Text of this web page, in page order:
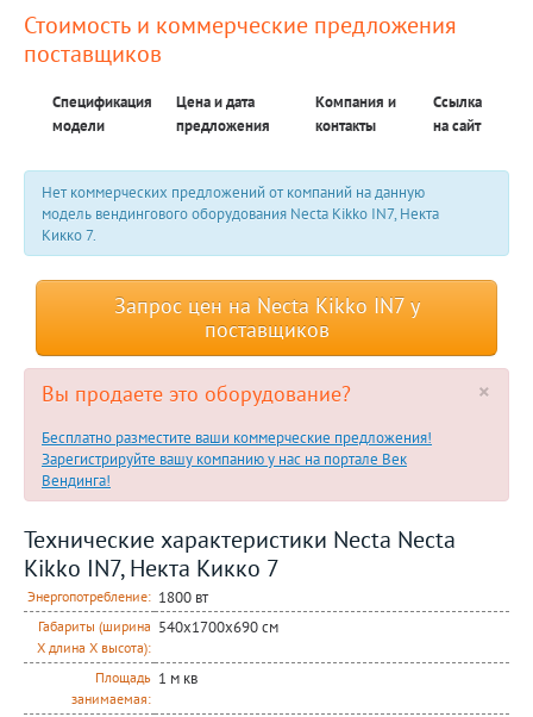
Стоимость и коммерческие предложения
поставщиков
Спецификация
модели
Цена и дата
предложения
Компания и
контакты
Ссылка
на сайт
Нет коммерческих предложений от компаний на данную
модель вендингового оборудования Necta Kikkо IN7, Некта
Кикко 7.
Запрос цен на Necta Kikko IN7 у
поставщиков
×
Вы продаете это оборудование?
Бесплатно разместите ваши коммерческие предложения!
Зарегистрируйте вашу компанию у нас на портале Век
Вендинга!
Технические характеристики Necta Necta
Kikkо IN7, Некта Кикко 7
Энергопотребление: 1800 вт
Габариты (ширина
Х длина Х высота):
540х1700х690 см
Площадь
занимаемая:
1 м кв